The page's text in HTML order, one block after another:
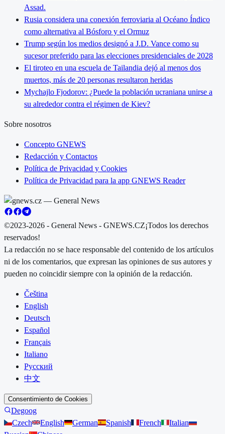
Assad.
Rusia considera una conexión ferroviaria al Océano Índico
como alternativa al Bósforo y el Ormuz
Trump según los medios designó a J.D. Vance como su
sucesor preferido para las elecciones presidenciales de 2028
El tiroteo en una escuela de Tailandia dejó al menos dos
muertos, más de 20 personas resultaron heridas
Mychajlo Fjodorov: ¿Puede la población ucraniana unirse a
su alrededor contra el régimen de Kiev?
Sobre nosotros
Concepto GNEWS
Redacción y Contactos
Política de Privacidad y Cookies
Política de Privacidad para la app GNEWS Reader
©2023-2026 - General News - GNEWS.CZ¡Todos los derechos
reservados!
La redacción no se hace responsable del contenido de los artículos
ni de los comentarios, que expresan las opiniones de sus autores y
pueden no coincidir siempre con la opinión de la redacción.
Čeština
English
Deutsch
Español
Français
Italiano
Русский
中文
Consentimiento de Cookies
Degoog
Czech
English German Spanish French
Italian